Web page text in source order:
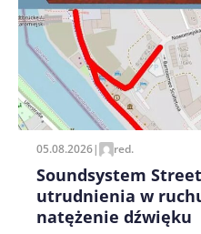
Zapamiętaj moje
pisania kolejnych
05.08.2026| red.
Soundsystem
utrudnienia w
natężenie dźwięku